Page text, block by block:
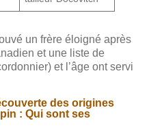
un frère éloigné après
et une liste de
et l’âge ont servi
des origines
: Qui sont ses